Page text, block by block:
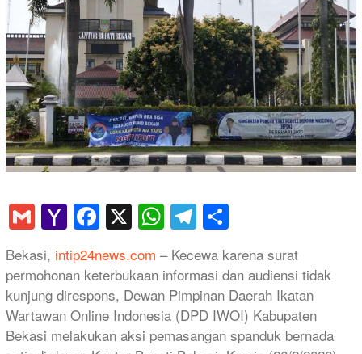
GmailYahoo
Mail
Facebook
X WhatsApp
Telegram
​Bekasi, intip24news.com – Kecewa karena surat
permohonan keterbukaan informasi dan audiensi tidak
kunjung direspons, Dewan Pimpinan Daerah Ikatan
Wartawan Online Indonesia (DPD IWOI) Kabupaten
Bekasi melakukan aksi pemasangan spanduk bernada